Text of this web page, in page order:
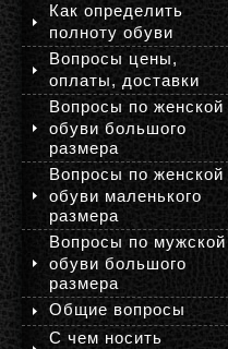
Как определить
полноту обуви
Вопросы цены,
оплаты, доставки
Вопросы по женской
обуви большого
размера
Вопросы по женской
обуви маленького
размера
Вопросы по мужской
обуви большого
размера
Общие вопросы
С чем носить